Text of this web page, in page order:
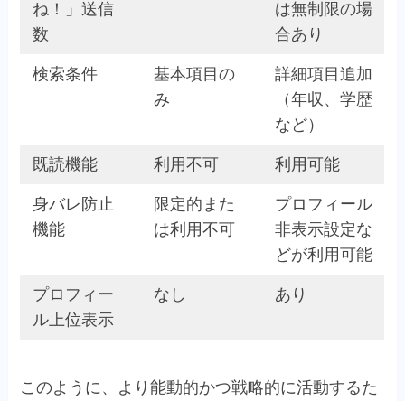
ね！」送信
数
は無制限の場
合あり
検索条件
基本項目の
み
詳細項目追加
（年収、学歴
など）
既読機能 利用不可 利用可能
身バレ防止
機能
限定的また
は利用不可
プロフィール
非表示設定な
どが利用可能
プロフィー
ル上位表示
なし あり
このように、より能動的かつ戦略的に活動するた